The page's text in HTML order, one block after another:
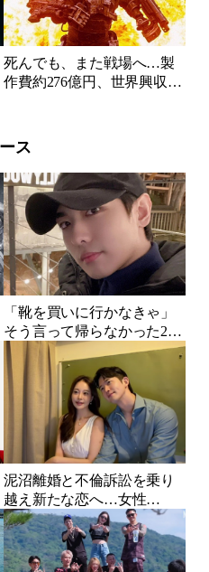
死んでも、また戦場へ…製
作費約276億円、世界興収
ル』がついに配信
ス
「靴を買いに行かなきゃ」
そう言って帰らなかった24
歳俳優…28歳の誕生日、母
が玄関に置いた“届かない贈
り物”
泥沼離婚と不倫訴訟を乗り
越え新たな恋へ…女性
YouTuberが選んだのは身長
189cmの医者